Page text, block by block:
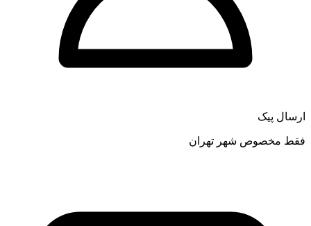
ارسال پیک
فقط مخصوص شهر تهران